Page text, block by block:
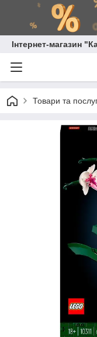
Інтернет-магазин
Товари та